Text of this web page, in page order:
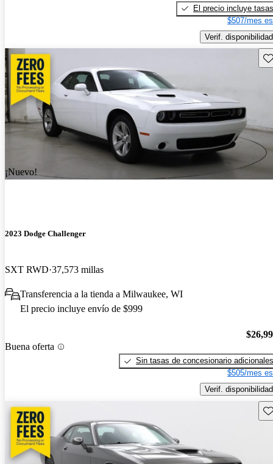
El precio incluye tasas
$507/mes
Verif. disponibilidad
¡Nuevo!
2023 Dodge Challenger
SXT RWD 37,573 millas
Transferencia a la tienda a Milwaukee, WI
El precio incluye envío de $999
Buena oferta
Sin tasas de concesionario adicionales
$505/mes
Verif. disponibilidad